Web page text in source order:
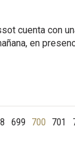
cuenta con
en
699 700 701